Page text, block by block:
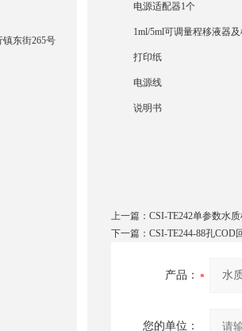
电源适配器1个
1ml/5ml可调量程移液器
打印纸
电源线
说明书
上一篇： CSI-TE242单参数水
下一篇： CSI-TE244-88孔COD
产品：
您的单位：
东街265号